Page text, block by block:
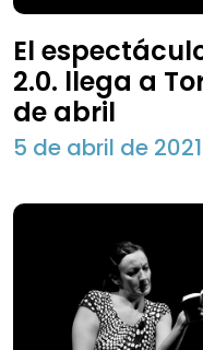
El
2.0. llega a
de abril
5 de abril de 2021